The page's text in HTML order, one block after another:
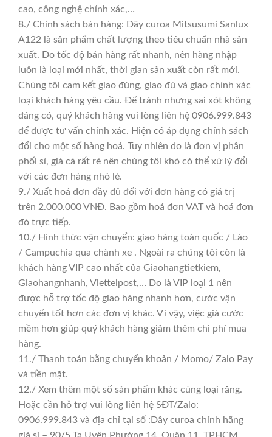
cao, công nghệ chính xác,…
8./ Chính sách bán hàng: Dây curoa Mitsusumi Sanlux
A122 là sản phẩm chất lượng theo tiêu chuẩn nhà sản
xuất. Do tốc độ bán hàng rất nhanh, nên hàng nhập
luôn là loại mới nhất, thời gian sản xuất còn rất mới.
Chúng tôi cam kết giao đúng, giao đủ và giao chính xác
loại khách hàng yêu cầu. Để tránh nhưng sai xót không
đáng có, quý khách hàng vui lòng liên hệ 0906.999.843
để được tư vấn chính xác. Hiện có áp dụng chính sách
đổi cho một số hàng hoá. Tuy nhiên do là đơn vị phân
phối sỉ, giá cả rất rẻ nên chúng tôi khó có thể xử lý đổi
với các đơn hàng nhỏ lẻ.
9./ Xuất hoá đơn đầy đủ đối với đơn hàng có giá trị
trên 2.000.000 VNĐ. Bao gồm hoá đơn VAT và hoá đơn
đỏ trực tiếp.
10./ Hình thức vận chuyển: giao hàng toàn quốc / Lào
/ Campuchia qua chành xe . Ngoài ra chúng tôi còn là
khách hàng VIP cao nhất của Giaohangtietkiem,
Giaohangnhanh, Viettelpost,… Do là VIP loại 1 nên
được hỗ trợ tốc độ giao hàng nhanh hơn, cước vận
chuyển tốt hơn các đơn vị khác. Vì vậy, việc giá cước
mềm hơn giúp quý khách hàng giảm thêm chi phí mua
hàng.
11./ Thanh toán bằng chuyển khoản / Momo/ Zalo Pay
và tiền mặt.
12./ Xem thêm một số sản phẩm khác cùng loại răng.
Hoặc cần hỗ trợ vui lòng liên hệ SĐT/Zalo:
0906.999.843 và địa chỉ tại số :Dây curoa chính hãng
giá sỉ – 90/5 Tạ Uyên Phường 14, Quận 11, TPHCM